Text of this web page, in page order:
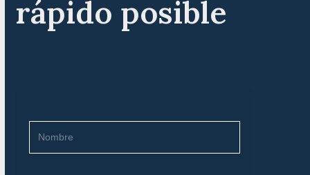
rápido posible